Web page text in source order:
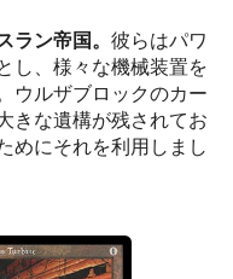
ラン帝国。彼らはパワ
し、様々な機械装置を
ウルザブロックのカー
きな遺構が残されてお
めにそれを利用しまし